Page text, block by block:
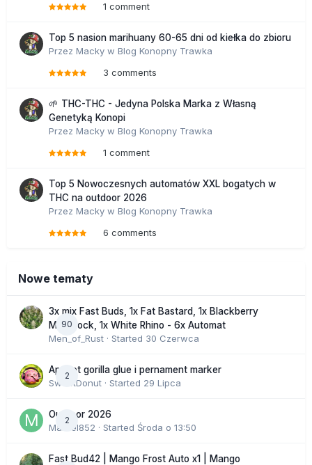
1 comment
Top 5 nasion marihuany 60-65 dni od kiełka do zbioru
Przez Macky w Blog Konopny Trawka
3 comments
🌱 THC-THC - Jedyna Polska Marka z Własną
Genetyką Konopi
Przez Macky w Blog Konopny Trawka
1 comment
Top 5 Nowoczesnych automatów XXL bogatych w
THC na outdoor 2026
Przez Macky w Blog Konopny Trawka
6 comments
Nowe tematy
90
3x mix Fast Buds, 1x Fat Bastard, 1x Blackberry
Moonrock, 1x White Rhino - 6x Automat
Men_of_Rust · Started 30 Czerwca
2
Apricot gorilla glue i pernament marker
SweetDonut · Started 29 Lipca
2
Outdoor 2026
Marcel852 · Started Środa o 13:50
Fast Bud42 | Mango Frost Auto x1 | Mango